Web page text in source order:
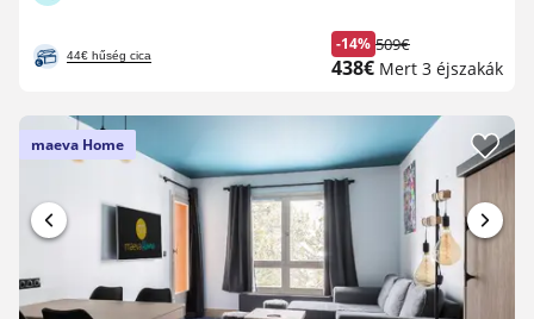
44€ hűség cica
-14%
Korábbi
díj
509€
Új
438€ Mert 3 éjszakák
maeva Home